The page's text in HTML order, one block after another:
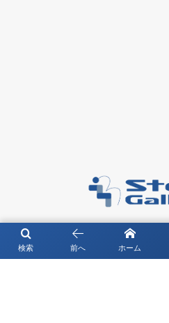
検索 前へ ホーム
〒104－0061 東京都中央区